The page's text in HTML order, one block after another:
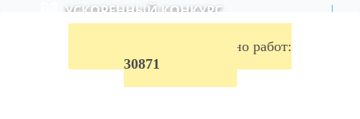
УСКОРЕННЫЙ КОНКУРС |
КОНТАКТЫ
Всего добавлено работ:
30871